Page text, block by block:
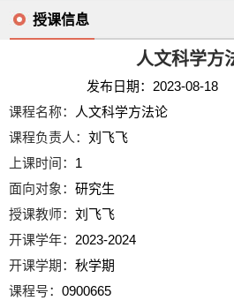
授课信息
人文科学方
发布日期：2023-08-18
课程名称： 人文科学方法论
课程负责人：刘飞飞
上课时间： 1
面向对象：研究生
授课教师：刘飞飞
开课学年： 2023-2024
开课学期：秋学期
课程号：0900665